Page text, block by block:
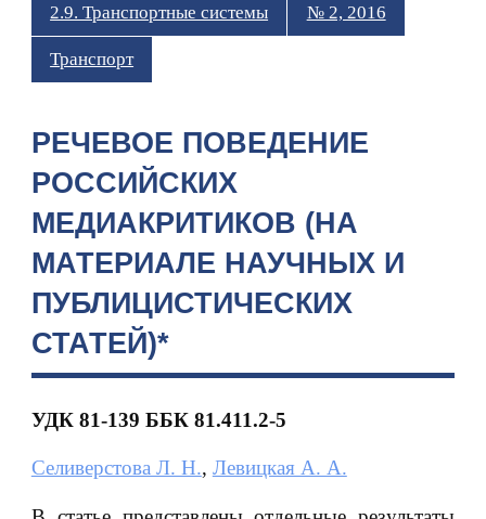
2.9. Транспортные системы № 2, 2016
Транспорт
РЕЧЕВОЕ ПОВЕДЕНИЕ
РОССИЙСКИХ
МЕДИАКРИТИКОВ (НА
МАТЕРИАЛЕ НАУЧНЫХ И
ПУБЛИЦИСТИЧЕСКИХ
СТАТЕЙ)*
УДК 81-139 ББК 81.411.2-5
Селиверстова Л. Н., Левицкая А. А.